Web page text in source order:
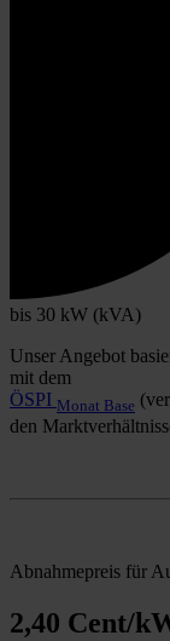
bis 30 kW (kVA)
Unser Angebot
mit dem
ÖSPI Monat Base
den
Abnahmepreis für
2,40 Cent/